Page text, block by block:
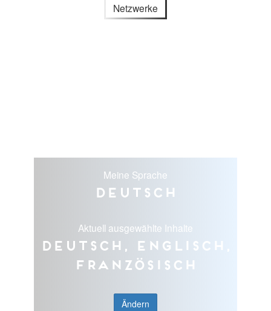
Netzwerke
Meine Sprache
Deutsch
Aktuell ausgewählte Inhalte
Deutsch, Englisch,
Französisch
Ändern